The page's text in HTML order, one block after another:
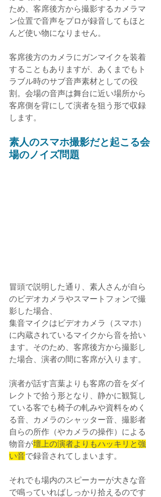
ため、客席後方から撮影するカメラマ
ン位置で音声をプロが録音してもほと
んど使い物になりません。
客席後方のカメラにガンマイクを装着
することもありますが、あくまでもト
ラブル時のサブ音声素材としての役
割。会場の音声は舞台に近い場所から
客席側を背にして演者を狙う形で収録
します。
素人のスマホ撮影だと起こる会
場のノイズ問題
冒頭で説明した通り、素人さんが自ら
のビデオカメラやスマートフォンで撮
影した場合、
集音マイクはビデオカメラ（スマホ）
に内蔵されているマイクから音を拾い
ます。そのため、客席後方から撮影し
た場合、演者の間に客席が入ります。
演者が話す言葉よりも客席の音をダイ
レクトで拾う形となり、静かに観覧し
ている客でも椅子の軋みや資料をめく
る音、カメラのシャッター音、撮影者
自らの所作（やカメラの操作）による
物音が壇上の演者よりもハッキリと強
い音で録音されてしまいます。
それでも場内のスピーカーが大きな音
で鳴っていればしっかり拾えるのです